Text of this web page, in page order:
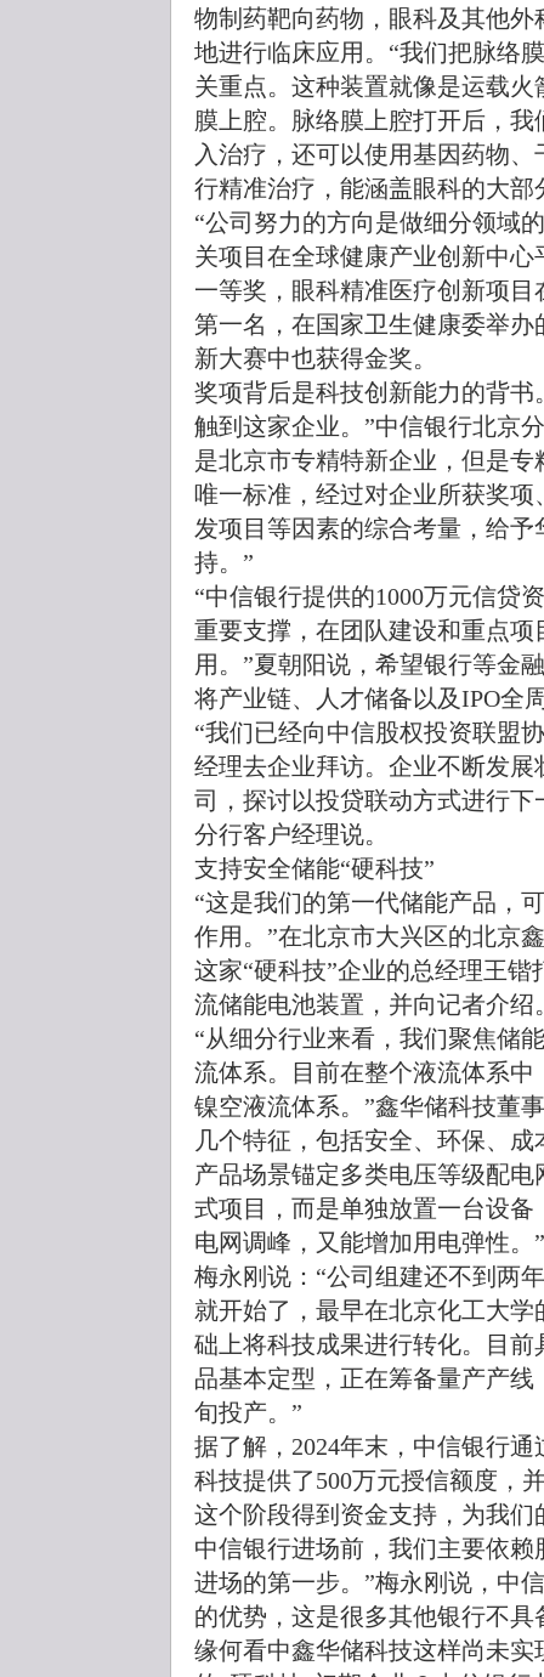
物制药靶向药物，眼科及其他
地进行临床应用。“我们把脉络
关重点。这种装置就像是运载
膜上腔。脉络膜上腔打开后，
入治疗，还可以使用基因药物
行精准治疗，能涵盖眼科的大部
“公司努力的方向是做细分领域
关项目在全球健康产业创新中
一等奖，眼科精准医疗创新项
第一名，在国家卫生健康委举
新大赛中也获得金奖。
奖项背后是科技创新能力的背
触到这家企业。”中信银行北京
是北京市专精特新企业，但是
唯一标准，经过对企业所获奖
发项目等因素的综合考量，给
持。”
“中信银行提供的1000万元信贷
重要支撑，在团队建设和重点
用。”夏朝阳说，希望银行等金
将产业链、人才储备以及IPO全
“我们已经向中信股权投资联盟
经理去企业拜访。企业不断发
司，探讨以投贷联动方式进行
分行客户经理说。
支持安全储能“硬科技”
“这是我们的第一代储能产品，
作用。”在北京市大兴区的北京
这家“硬科技”企业的总经理王
流储能电池装置，并向记者介绍
“从细分行业来看，我们聚焦储
流体系。目前在整个液流体系
镍空液流体系。”鑫华储科技董
几个特征，包括安全、环保、
产品场景锚定多类电压等级配
式项目，而是单独放置一台设
电网调峰，又能增加用电弹性。”
梅永刚说：“公司组建还不到两
就开始了，最早在北京化工大
础上将科技成果进行转化。目
品基本定型，正在筹备量产产
旬投产。”
据了解，2024年末，中信银行
科技提供了500万元授信额度，
这个阶段得到资金支持，为我
中信银行进场前，我们主要依
进场的第一步。”梅永刚说，中
的优势，这是很多其他银行不具
缘何看中鑫华储科技这样尚未